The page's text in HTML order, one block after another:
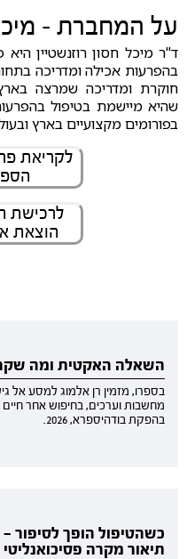
על המחברת - מיכל
ד"ר מיכל חסון רוזנשטיין היא
בהפרעות אכילה ומדריכה
חוקרת ומדריכה שמרצה
שהיא מיישמת בטיפול
בפורומים מקצועיים בארץ
לקריאת
לרכישת
הוצאת
השאלה האקטית ומה
מחשבות וערכים, בחיפוש אחר
בהפקת בודהיספרא, 2026.
כשהטיפול הופך לסיפור
תיאור מקרה פסיכואנליטי